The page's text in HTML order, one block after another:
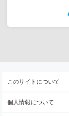
このサイトについて
個人情報について